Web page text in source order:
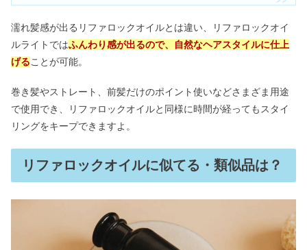
濡れ髪感が出るリファロックオイルとは違い、リファロックオイ
ルライトではふんわり感が出るので、自然なヘアスタイルに仕上
げることが可能。
巻き髪やストレート、前髪だけのポイント使いなどさまざま用途
で使用でき、リファロックオイルと同様に時間が経ってもスタイ
リングをキープできますよ。
リファロックオイルに似てる・類似品は？